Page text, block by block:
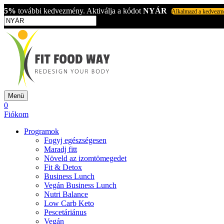
5% további kedvezmény. Aktiválja a kódot NYÁR Alkalmazd a
Menü
0
Fiókom
Programok
Fogyj egészségesen
Maradj fitt
Növeld az izomtömegedet
Fit & Detox
Business Lunch
Vegán Business Lunch
Nutri Balance
Low Carb Keto
Pescetáriánus
Vegán